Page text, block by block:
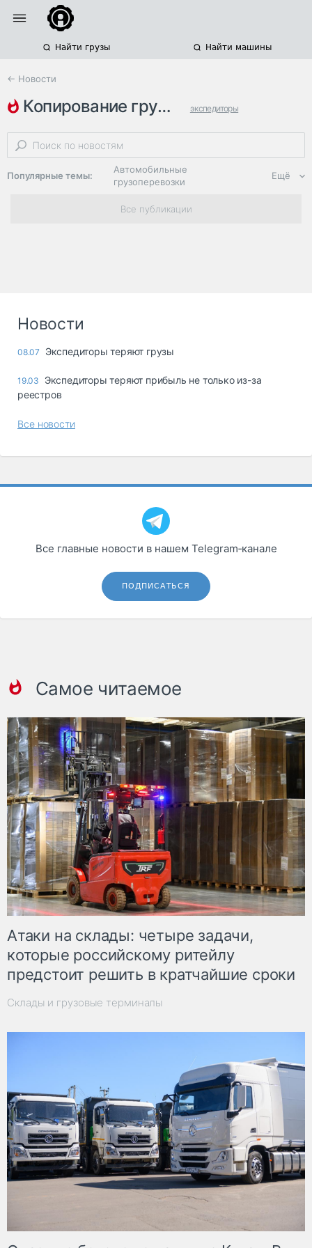
Найти грузы Найти машины
← Новости
копирование грузов экспедиторы
транспортно-экспедиторские компании автоматизация
Популярные темы:
Автомобильные
грузоперевозки
Региональная
логистика
опасные грузы
Безопасность и
грузовые
Коммерческий
Спецтехника
Автосервис,
Топливо, масла и
автохимия
Ещё
Все публикации
Новости
08.07 Экспедиторы теряют грузы
19.03
Экспедиторы теряют прибыль не только из-за
реестров
Все новости
Все главные новости в нашем Telegram‑канале
ПОДПИСАТЬСЯ
Самое читаемое
Атаки на склады: четыре задачи,
которые российскому ритейлу
предстоит решить в кратчайшие сроки
Склады и грузовые терминалы